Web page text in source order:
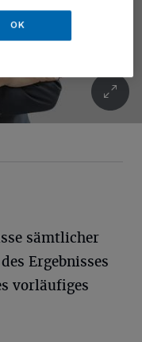
sämtlicher
Ergebnisses
vorläufiges
OK